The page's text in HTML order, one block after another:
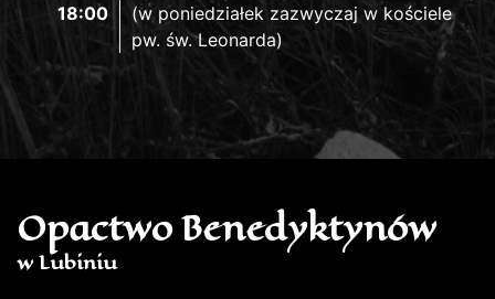
18:00
(w poniedziałek zazwyczaj w kościele
pw. św. Leonarda)
Opactwo Benedyktynów
w Lubiniu